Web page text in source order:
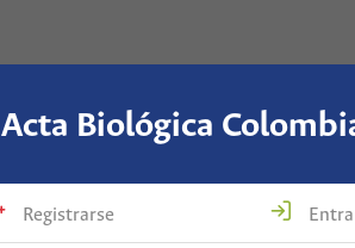
Acta Biológica
Registrarse